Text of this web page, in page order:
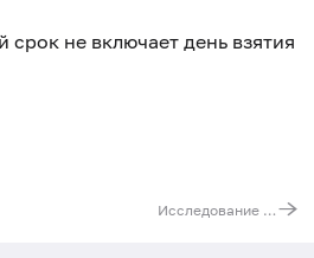
срок не включает день взятия
Исследование таргетной панели генов для диагностики наследственных аритмогенных заболеваний сердца методом секвенирования следующего поколения (NGS)